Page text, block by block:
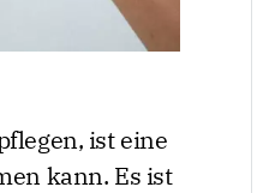
ist eine
kann. Es ist